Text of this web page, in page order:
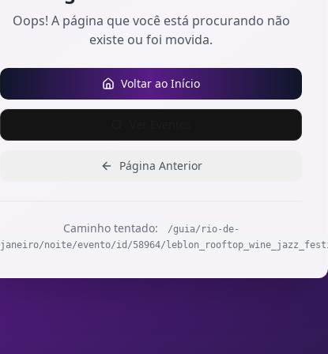
Oops! A página que você está procurando não
existe ou foi movida.
Voltar ao Início
Página Anterior
Caminho tentado:
/guia/rio-de-
janeiro/noite/evento/id/58964/